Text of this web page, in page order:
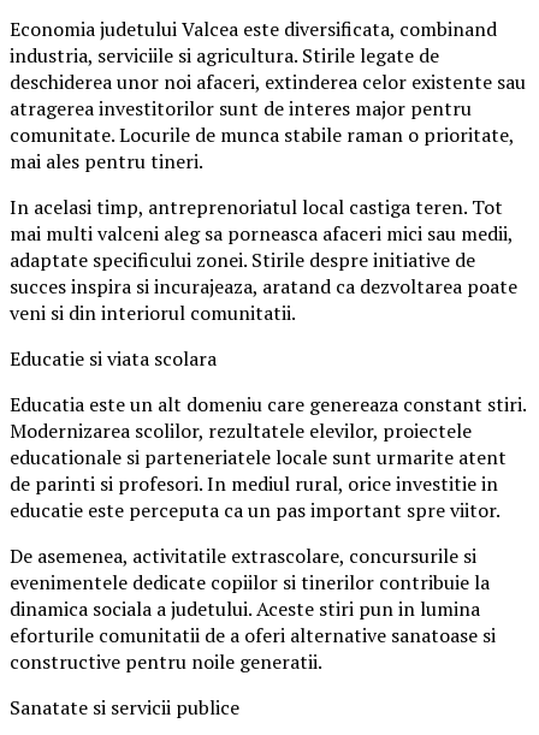
Economia judetului Valcea este diversificata, combinand
industria, serviciile si agricultura. Stirile legate de
deschiderea unor noi afaceri, extinderea celor existente sau
atragerea investitorilor sunt de interes major pentru
comunitate. Locurile de munca stabile raman o prioritate,
mai ales pentru tineri.
In acelasi timp, antreprenoriatul local castiga teren. Tot
mai multi valceni aleg sa porneasca afaceri mici sau medii,
adaptate specificului zonei. Stirile despre initiative de
succes inspira si incurajeaza, aratand ca dezvoltarea poate
veni si din interiorul comunitatii.
Educatie si viata scolara
Educatia este un alt domeniu care genereaza constant stiri.
Modernizarea scolilor, rezultatele elevilor, proiectele
educationale si parteneriatele locale sunt urmarite atent
de parinti si profesori. In mediul rural, orice investitie in
educatie este perceputa ca un pas important spre viitor.
De asemenea, activitatile extrascolare, concursurile si
evenimentele dedicate copiilor si tinerilor contribuie la
dinamica sociala a judetului. Aceste stiri pun in lumina
eforturile comunitatii de a oferi alternative sanatoase si
constructive pentru noile generatii.
Sanatate si servicii publice